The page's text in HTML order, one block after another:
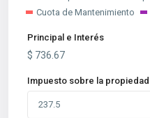
Cuota de Mantenimiento
Principal e Interés
$ 736.67
Impuesto sobre la propiedad